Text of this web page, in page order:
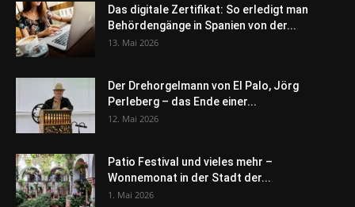
Das digitale Zertifikat: So erledigt man
Behördengänge in Spanien von der...
13. Mai 2026
Der Drehorgelmann von El Palo, Jörg
Perleberg – das Ende einer...
12. Mai 2026
Patio Festival und vieles mehr –
Wonnemonat in der Stadt der...
1. Mai 2026